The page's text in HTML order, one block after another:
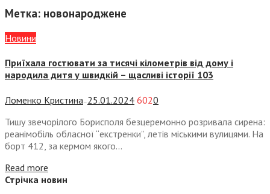
Метка: новонароджене
Новини
Приїхала гостювати за тисячі кілометрів від дому і
народила дитя у швидкій – щасливі історії 103
Ломенко Кристина — 25.01.2024 6020
Тишу звечорілого Борисполя безцеремонно розривала сирена:
реанімобіль обласної “екстренки”, летів міськими вулицями. На
борт 412, за кермом якого...
Read more
Стрічка новин